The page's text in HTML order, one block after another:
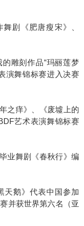
剧《肥唐瘦宋》、
雕刻作品“玛丽莲梦
演舞锦标赛进入决赛
痒》、《废墟上的
艺术表演舞锦标赛
舞剧《春秋行》编
鹅》代表中国参加
并获世界第六名（亚